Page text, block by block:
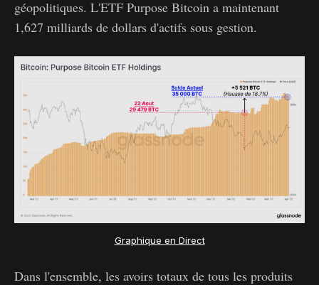
géopolitiques. L'ETF Purpose Bitcoin a maintenant
1,627 milliards de dollars d'actifs sous gestion.
Graphique en Direct
Dans l'ensemble, les avoirs totaux de tous les produits